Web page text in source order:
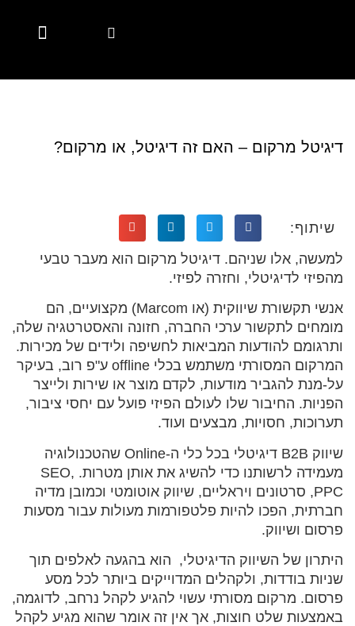
דיגיטל מרקום – האם זה דיגיטל, או מרקום?
שיתוף:
למעשה, אלו שניהם. דיגיטל מרקום הוא מעבר טבעי
מהפיזי לדיגיטלי, וחזרה לפיזי.
אנשי תקשורת שיווקית (או Marcom) מקצועיים, הם
מומחים לתקשור ערכי החברה, חזונה והאסטרטגיה שלה,
ותרגומם להודעות המביאות לחשיפה ולידים של מכירות.
המרקום המסורתי משתמש בכלי offline ע"פ רוב, בעיקר
על-מנת להגביר מודעות, לקדם מוצר או שירות ולייצר
הפניות. החיבור שלו לעולם הפיזי פועל עם יחסי ציבור,
תערוכות, חסויות, מבצעים ועוד.
שיווק B2B דיגיטלי בכל כלי ה-Online שהטכנולוגיה
מעמידה לרשותנו כדי להשיג את אותן מטרות. SEO,
PPC, סרטונים ויראליים, שיווק אוטומטי וכמובן מדיה
חברתית, הפכו להיות פלטפורמות מעולות עבור מסעות
פרסום ושיווק.
היתרון של השיווק הדיגיטלי, הוא בהגעה לאלפים תוך
שניות בודדות, ולקהלים המדוייקים ביותר לכל מסע
פרסום. מרקום מסורתי עשוי להגיע לקהל נרחב, לדוגמה,
באמצעות שלט חוצות, אך אין זה אומר שהוא מגיע לקהל